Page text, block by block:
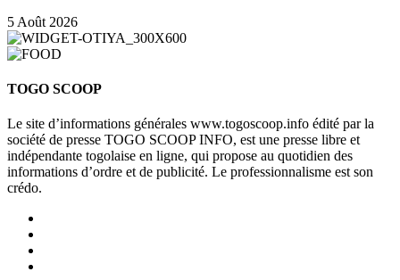
5 Août 2026
TOGO SCOOP
Le site d’informations générales www.togoscoop.info édité par la
société de presse TOGO SCOOP INFO, est une presse libre et
indépendante togolaise en ligne, qui propose au quotidien des
informations d’ordre et de publicité. Le professionnalisme est son
crédo.